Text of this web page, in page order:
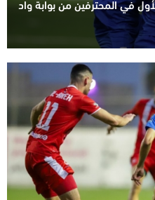
في المحترفين من بوابة واد